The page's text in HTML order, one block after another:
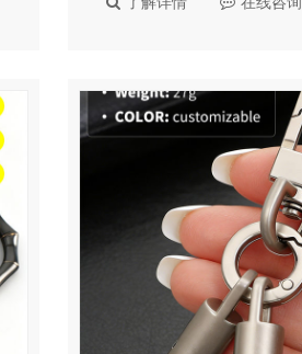
色轻奢电镀工艺提供浅金…